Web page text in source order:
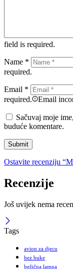
field is required.
Name *
required.
Email *
required.
Email
Sačuvaj moje
buduće komentare.
Ostavite recenziju
Recenzije
Još uvijek nema
Tags
avion za djecu
bez buke
bežična lampa